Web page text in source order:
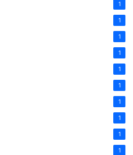
1
1
1
1
1
1
1
1
1
1